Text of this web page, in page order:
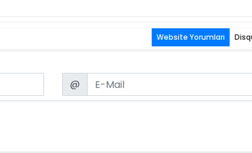
Website Yorumları
Email
@